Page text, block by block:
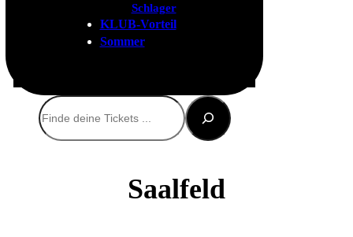
Schlager
KLUB-Vorteil
Sommer
Suchen
Saalfeld